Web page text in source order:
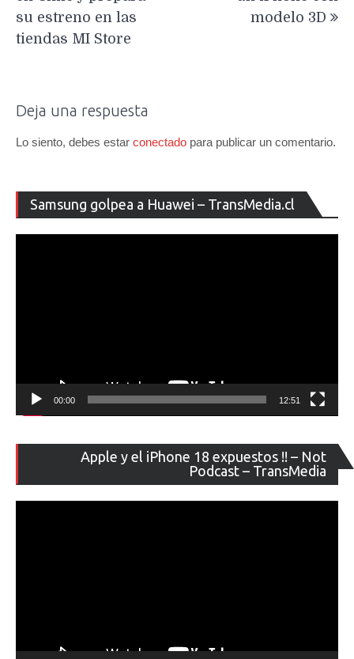
su estreno en las
tiendas MI Store
modelo 3D
Deja una respuesta
Lo siento, debes estar conectado para publicar un comentario.
Samsung golpea a Huawei – TransMedia.cl
de
00:00 12:51
Apple y el iPhone 18 expuestos !! – Not
Podcast – TransMedia
de